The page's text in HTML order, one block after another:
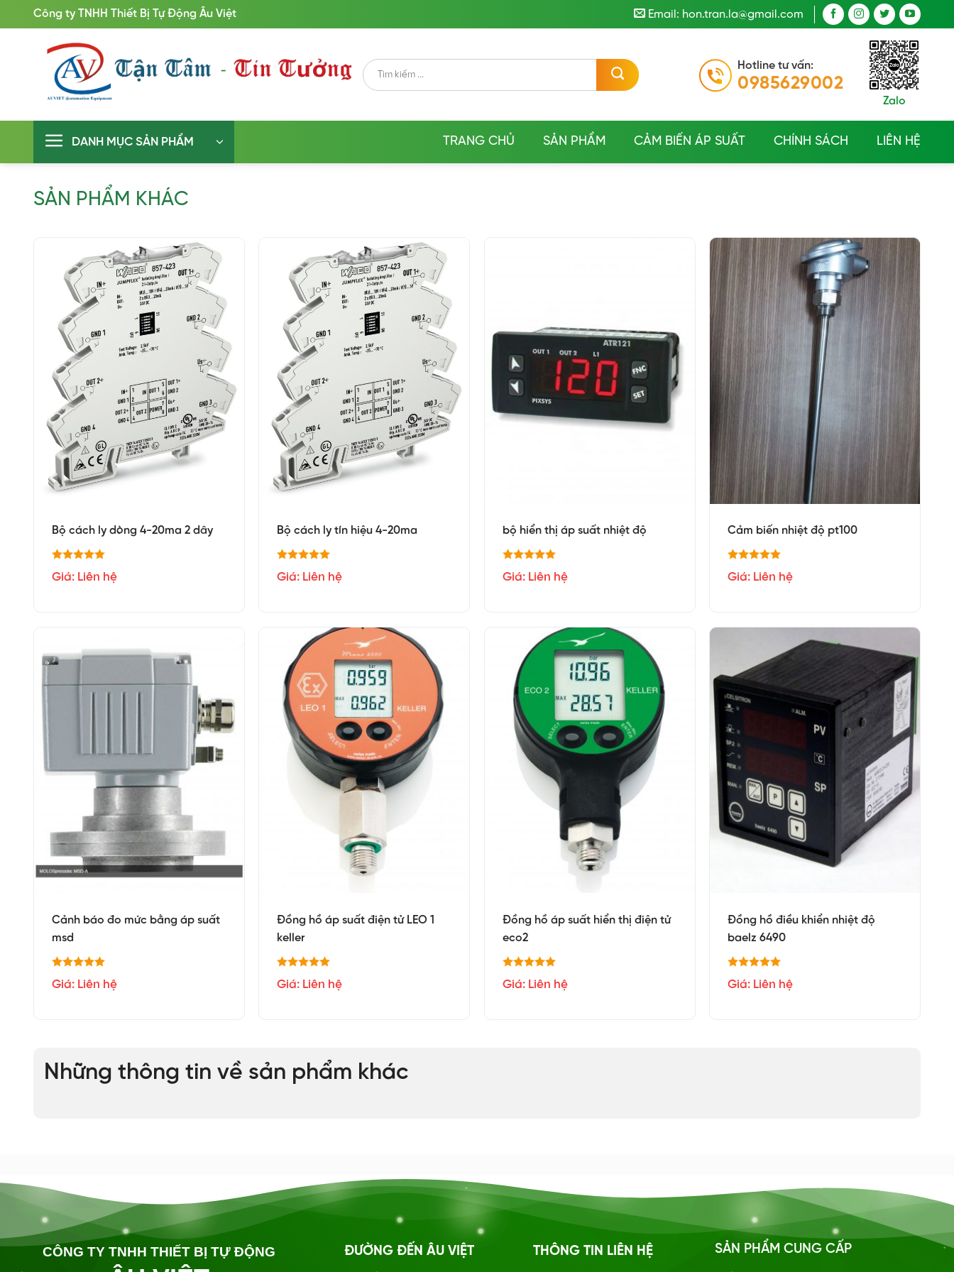
qua
Công ty TNHH Thiết Bị Tự Động Âu Việt Email: hon.tran.la@gmail.com
Tìm
kiếm:
Hotline tư vấn:
0985629002
Zalo
DANH MỤC SẢN PHẨM TRANG CHỦ SẢN PHẨM CẢM BIẾN ÁP SUẤT CHÍNH SÁCH LIÊN HỆ
SẢN PHẨM KHÁC
Bộ cách ly dòng 4-20ma 2 dây
Giá: Liên hệ
Bộ cách ly tín hiệu 4-20ma
Giá: Liên hệ
bộ hiển thị áp suất nhiệt độ
Giá: Liên hệ
Cảm biến nhiệt độ pt100
Giá: Liên hệ
Cảnh báo đo mức bằng áp suất
msd
Giá: Liên hệ
Đồng hồ áp suất điện tử LEO 1
keller
Giá: Liên hệ
Đồng hồ áp suất hiển thị điện tử
eco2
Giá: Liên hệ
Đồng hồ điều khiển nhiệt độ
baelz 6490
Giá: Liên hệ
Những thông tin về sản phẩm khác
CÔNG TY TNHH THIẾT BỊ TỰ ĐỘNG ĐƯỜNG ĐẾN ÂU VIỆT THÔNG TIN LIÊN HỆ SẢN PHẨM CUNG CẤP